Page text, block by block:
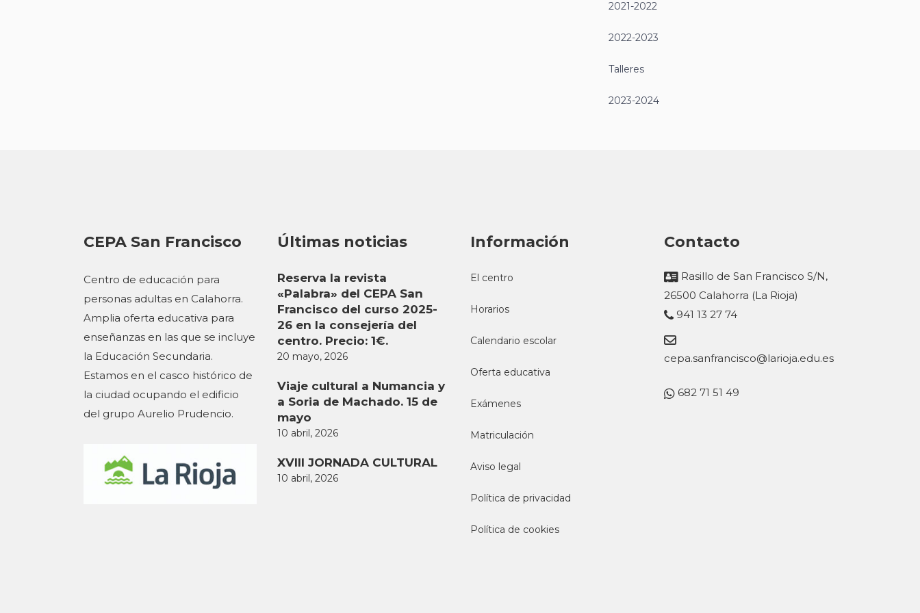
2021-2022
2022-2023
Talleres
2023-2024
CEPA San Francisco
Centro de educación para
personas adultas en Calahorra.
Amplia oferta educativa para
enseñanzas en las que se incluye
la Educación Secundaria.
Estamos en el casco histórico de
la ciudad ocupando el edificio
del grupo Aurelio Prudencio.
Últimas noticias
Reserva la revista
«Palabra» del CEPA San
Francisco del curso 2025-
26 en la consejería del
centro. Precio: 1€.
20 mayo, 2026
Viaje cultural a Numancia y
a Soria de Machado. 15 de
mayo
10 abril, 2026
XVIII JORNADA CULTURAL
10 abril, 2026
Información
El centro
Horarios
Calendario escolar
Oferta educativa
Exámenes
Matriculación
Aviso legal
Política de privacidad
Política de cookies
Contacto
Rasillo de San Francisco S/N,
26500 Calahorra (La Rioja)
941 13 27 74
cepa.sanfrancisco@larioja.edu.es
682 71 51 49